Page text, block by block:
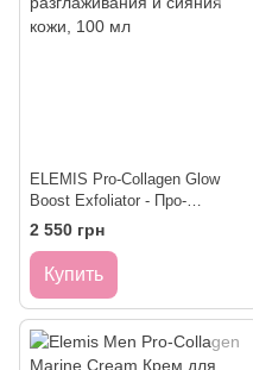
ELEMIS Pro-Collagen Glow
Boost Exfoliator - Про-
Коллаген Эксфолиант для
разглаживания и сияния кожи,
100 мл
2 550 грн
Купить